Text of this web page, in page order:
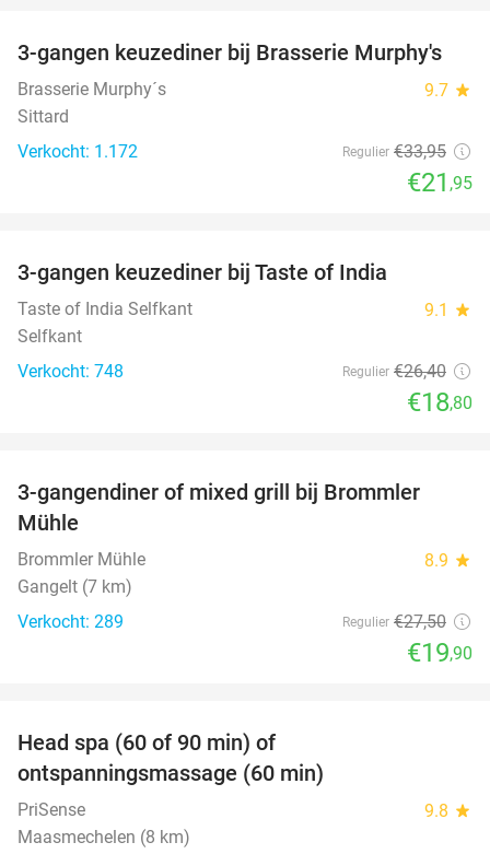
35%
3-gangen keuzediner bij Brasserie Murphy's
Brasserie Murphy´s 9.7 star
Sittard
Verkocht: 1.172
Regulier €33,95
€21 ,95
3-gangen keuzediner bij Taste of India
Taste of India Selfkant 9.1 star
Selfkant
Verkocht: 748
Regulier €26,40
€18,80
3-gangendiner of mixed grill bij Brommler
Mühle
Brommler Mühle 8.9 star
Gangelt (7 km)
Verkocht: 289
Regulier €27,50
€19,90
Head spa (60 of 90 min) of
ontspanningsmassage (60 min)
PriSense 9.8 star
Maasmechelen (8 km)